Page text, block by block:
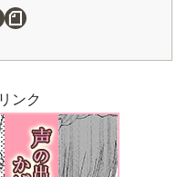
ンク